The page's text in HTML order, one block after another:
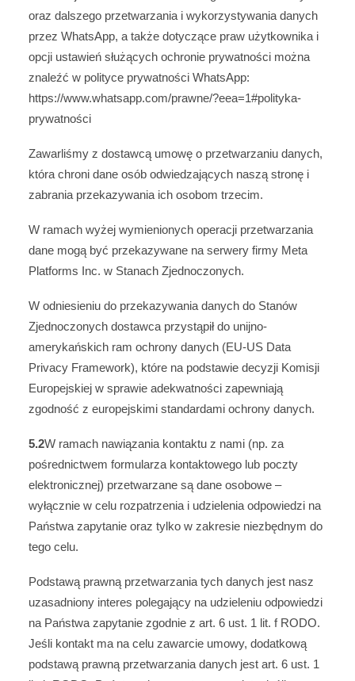
oraz dalszego przetwarzania i wykorzystywania danych
przez WhatsApp, a także dotyczące praw użytkownika i
opcji ustawień służących ochronie prywatności można
znaleźć w polityce prywatności WhatsApp:
https://www.whatsapp.com/prawne/?eea=1#polityka-
prywatności
Zawarliśmy z dostawcą umowę o przetwarzaniu danych,
która chroni dane osób odwiedzających naszą stronę i
zabrania przekazywania ich osobom trzecim.
W ramach wyżej wymienionych operacji przetwarzania
dane mogą być przekazywane na serwery firmy Meta
Platforms Inc. w Stanach Zjednoczonych.
W odniesieniu do przekazywania danych do Stanów
Zjednoczonych dostawca przystąpił do unijno-
amerykańskich ram ochrony danych (EU-US Data
Privacy Framework), które na podstawie decyzji Komisji
Europejskiej w sprawie adekwatności zapewniają
zgodność z europejskimi standardami ochrony danych.
5.2W ramach nawiązania kontaktu z nami (np. za
pośrednictwem formularza kontaktowego lub poczty
elektronicznej) przetwarzane są dane osobowe –
wyłącznie w celu rozpatrzenia i udzielenia odpowiedzi na
Państwa zapytanie oraz tylko w zakresie niezbędnym do
tego celu.
Podstawą prawną przetwarzania tych danych jest nasz
uzasadniony interes polegający na udzieleniu odpowiedzi
na Państwa zapytanie zgodnie z art. 6 ust. 1 lit. f RODO.
Jeśli kontakt ma na celu zawarcie umowy, dodatkową
podstawą prawną przetwarzania danych jest art. 6 ust. 1